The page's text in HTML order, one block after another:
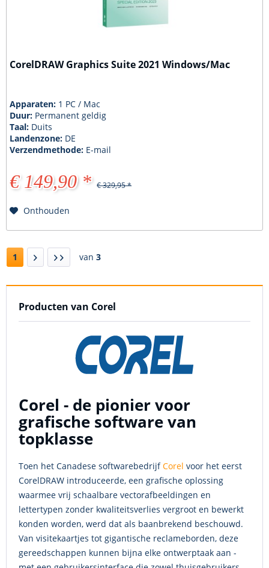
CorelDRAW Graphics Suite 2021 Windows/Mac
Apparaten: 1 PC / Mac
Duur: Permanent geldig
Taal: Duits
Landenzone: DE
Verzendmethode: E-mail
€ 149,90 * € 329,95 *
Onthouden
1 van 3
Producten van Corel
Corel - de pionier voor
grafische software van
topklasse
Toen het Canadese softwarebedrijfCorel voor het eerst
CorelDRAW introduceerde, een grafische oplossing
waarmee vrij schaalbare vectorafbeeldingen en
lettertypen zonder kwaliteitsverlies vergroot en bewerkt
konden worden, werd dat als baanbrekend beschouwd.
Van visitekaartjes tot gigantische reclameborden, deze
gereedschappen kunnen bijna elke ontwerptaak aan -